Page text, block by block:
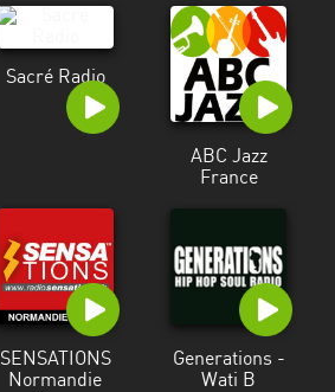
Sacré Radio
ABC Jazz
France
SENSATIONS
Normandie
Generations -
Wati B